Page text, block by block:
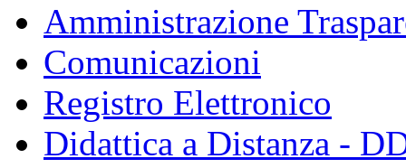
Amministrazione
Comunicazioni
Registro Elettronico
Didattica a Distanza -